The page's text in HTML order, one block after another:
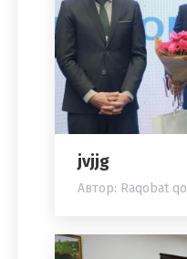
jvjjg
Автор: Raqobat